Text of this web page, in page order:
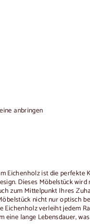
anbringen
Eichenholz ist die perfekte
Dieses Möbelstück
zum Mittelpunkt Ihres
nicht nur optisch
Eichenholz verleiht jedem
lange Lebensdauer,